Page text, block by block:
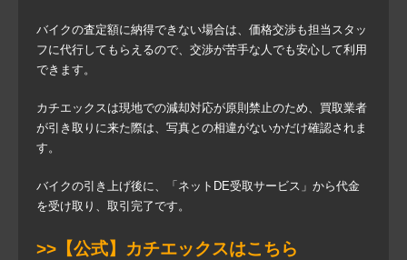
バイクの査定額に納得できない場合は、価格交渉も担当スタッ
フに代行してもらえるので、交渉が苦手な人でも安心して利用
できます。
カチエックスは現地での減却対応が原則禁止のため、買取業者
が引き取りに来た際は、写真との相違がないかだけ確認されま
す。
バイクの引き上げ後に、「ネットDE受取サービス」から代金
を受け取り、取引完了です。
>>【公式】カチエックスはこちら